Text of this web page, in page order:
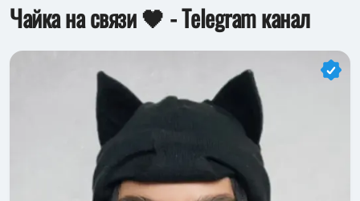
Чайка на связи 🖤 - Telegram канал